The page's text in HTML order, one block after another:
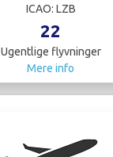
ICAO: LZB
22
Ugentlige flyvninger
Mere info